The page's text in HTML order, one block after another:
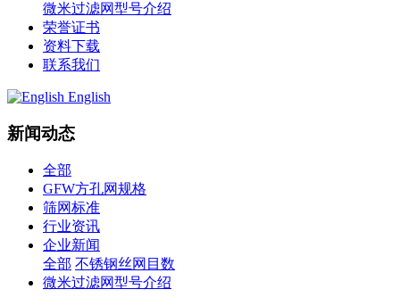
微米过滤网型号介绍
荣誉证书
资料下载
联系我们
English
新闻动态
全部
GFW方孔网规格
筛网标准
行业资讯
企业新闻
全部 不锈钢丝网目数
微米过滤网型号介绍